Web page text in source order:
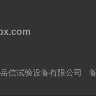
信试验设备有限公司 备